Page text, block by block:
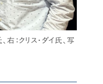
：クリス・ダイ氏、写